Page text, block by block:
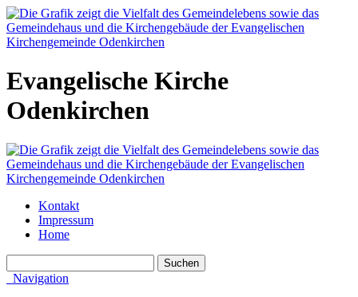
Evangelische Kirche
Odenkirchen
Kontakt
Impressum
Home
Navigation